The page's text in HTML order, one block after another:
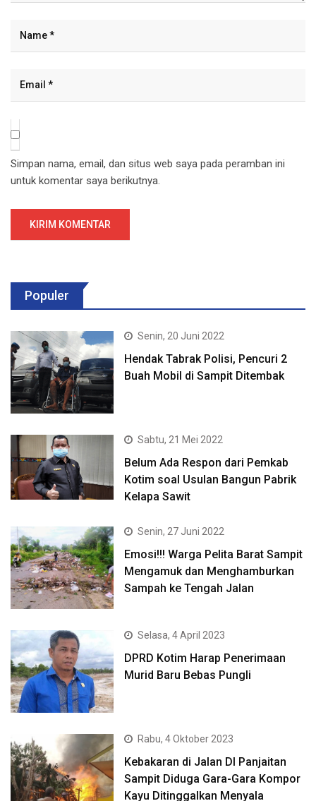
Simpan nama, email, dan situs web saya pada peramban ini
untuk komentar saya berikutnya.
Populer
Senin, 20 Juni 2022
Hendak Tabrak Polisi, Pencuri 2
Buah Mobil di Sampit Ditembak
Sabtu, 21 Mei 2022
Belum Ada Respon dari Pemkab
Kotim soal Usulan Bangun Pabrik
Kelapa Sawit
Senin, 27 Juni 2022
Emosi!!! Warga Pelita Barat Sampit
Mengamuk dan Menghamburkan
Sampah ke Tengah Jalan
Selasa, 4 April 2023
DPRD Kotim Harap Penerimaan
Murid Baru Bebas Pungli
Rabu, 4 Oktober 2023
Kebakaran di Jalan DI Panjaitan
Sampit Diduga Gara-Gara Kompor
Kayu Ditinggalkan Menyala